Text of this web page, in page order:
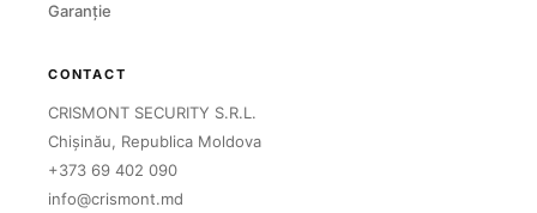
Garanție
CONTACT
CRISMONT SECURITY S.R.L.
Chișinău, Republica Moldova
+373 69 402 090
info@crismont.md